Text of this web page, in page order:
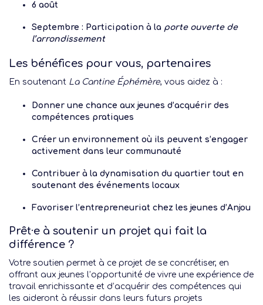
6 août
Septembre : Participation à la porte ouverte de
l’arrondissement
Les bénéfices pour vous, partenaires
En soutenant La Cantine Éphémère, vous aidez à :
Donner une chance aux jeunes d’acquérir des
compétences pratiques
Créer un environnement où ils peuvent s’engager
activement dans leur communauté
Contribuer à la dynamisation du quartier tout en
soutenant des événements locaux
Favoriser l’entrepreneuriat chez les jeunes d’Anjou
Prêt·e à soutenir un projet qui fait la
différence ?
Votre soutien permet à ce projet de se concrétiser, en
offrant aux jeunes l’opportunité de vivre une expérience de
travail enrichissante et d’acquérir des compétences qui
les aideront à réussir dans leurs futurs projets